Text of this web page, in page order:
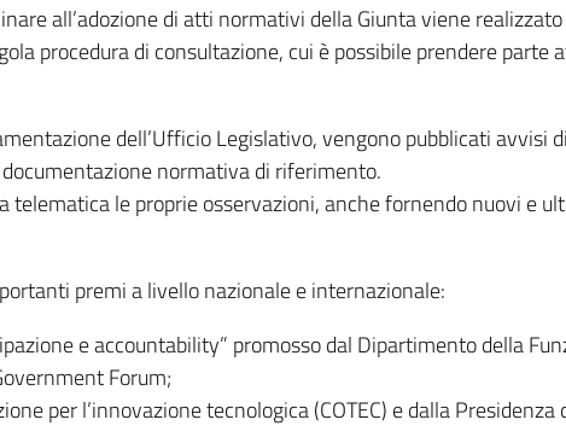
all’adozione di atti normativi della Giunta viene
procedura di consultazione, cui è possibile prendere parte
dell’Ufficio Legislativo, vengono pubblicati avvisi
normativa di riferimento.
telematica le proprie osservazioni, anche fornendo nuovi e
premi a livello nazionale e internazionale:
e accountability” promosso dal Dipartimento della
Forum;
per l’innovazione tecnologica (COTEC) e dalla Presidenza